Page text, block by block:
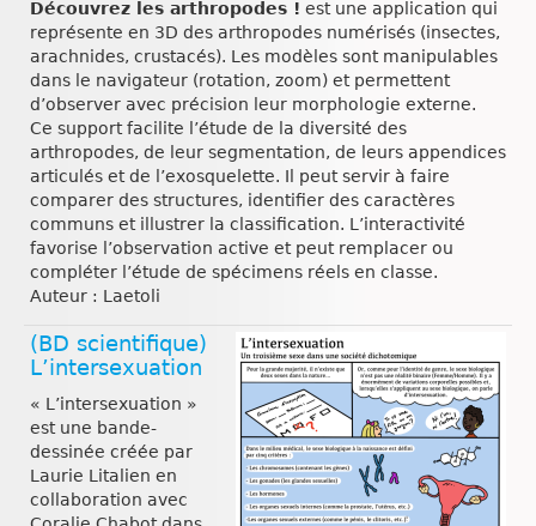
Découvrez les arthropodes ! est une application qui
représente en 3D des arthropodes numérisés (insectes,
arachnides, crustacés). Les modèles sont manipulables
dans le navigateur (rotation, zoom) et permettent
d’observer avec précision leur morphologie externe.
Ce support facilite l’étude de la diversité des
arthropodes, de leur segmentation, de leurs appendices
articulés et de l’exosquelette. Il peut servir à faire
comparer des structures, identifier des caractères
communs et illustrer la classification. L’interactivité
favorise l’observation active et peut remplacer ou
compléter l’étude de spécimens réels en classe.
Auteur : Laetoli
(BD scientifique)
L’intersexuation
« L’intersexuation »
est une bande-
dessinée créée par
Laurie Litalien en
collaboration avec